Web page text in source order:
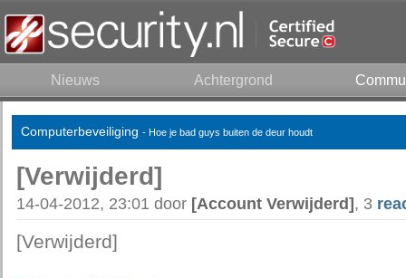
Nieuws Achtergrond
Computerbeveiliging - Hoe je bad guys buiten de deur houdt
[Verwijderd]
14-04-2012, 23:01 door [Account Verwijderd] , 3
[Verwijderd]